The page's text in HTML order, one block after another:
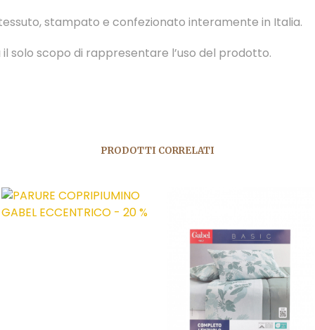
tessuto, stampato e confezionato interamente in Italia.
il solo scopo di rappresentare l’uso del prodotto.
PRODOTTI CORRELATI